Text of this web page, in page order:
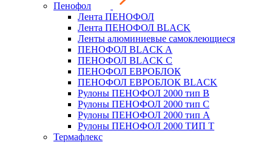
Пенофол
Лента ПЕНОФОЛ
Лента ПЕНОФОЛ BLACK
Ленты алюминиевые самоклеющиеся
ПЕНОФОЛ BLACK A
ПЕНОФОЛ BLACK С
ПЕНОФОЛ ЕВРОБЛОК
ПЕНОФОЛ ЕВРОБЛОК BLACK
Рулоны ПЕНОФОЛ 2000 тип B
Рулоны ПЕНОФОЛ 2000 тип C
Рулоны ПЕНОФОЛ 2000 тип А
Рулоны ПЕНОФОЛ 2000 ТИП Т
Термафлекс